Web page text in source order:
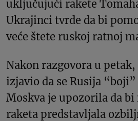
uključujući rakete
Ukrajinci tvrde da bi
veće štete ruskoj ratnoj
Nakon razgovora u
izjavio da se Rusija
Moskva je upozorila da
raketa predstavljala